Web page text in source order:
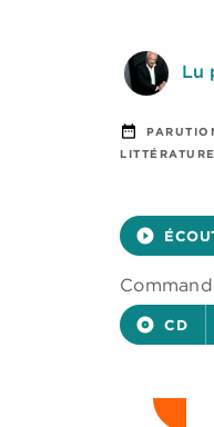
Lu
date_range
LITTÉRATURE
play_circle_filled
album CD